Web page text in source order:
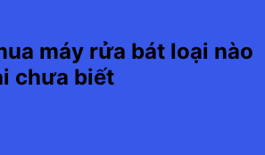
máy rửa bát loại nào
chưa biết